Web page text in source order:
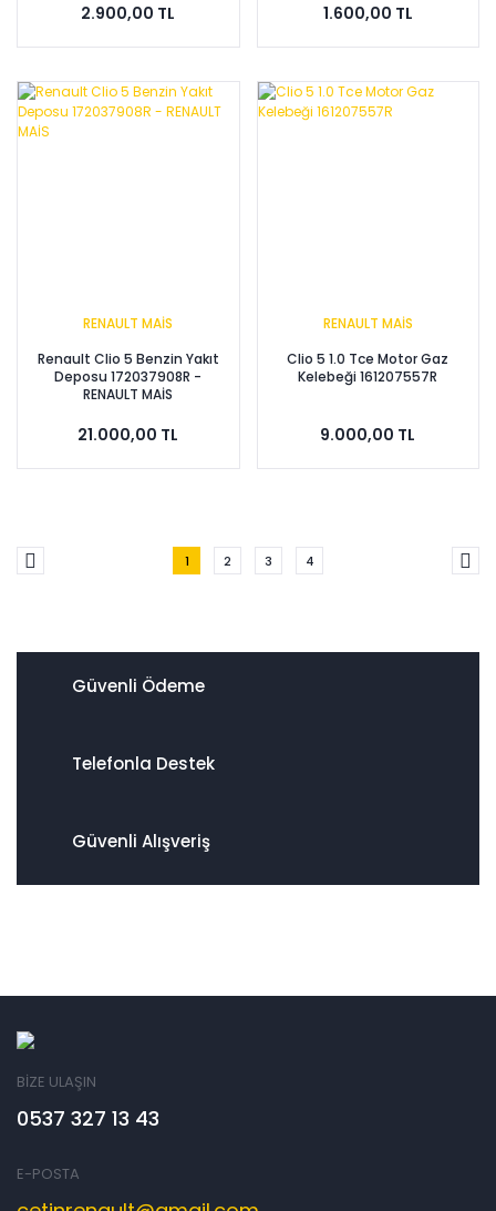
2.900,00 TL 1.600,00 TL
RENAULT MAİS
Renault Clio 5 Benzin Yakıt
Deposu 172037908R -
RENAULT MAİS
21.000,00 TL
RENAULT MAİS
Clio 5 1.0 Tce Motor Gaz
Kelebeği 161207557R
9.000,00 TL
1 2 3 4
Güvenli Ödeme
Telefonla Destek
Güvenli Alışveriş
BİZE ULAŞIN
0537 327 13 43
E-POSTA